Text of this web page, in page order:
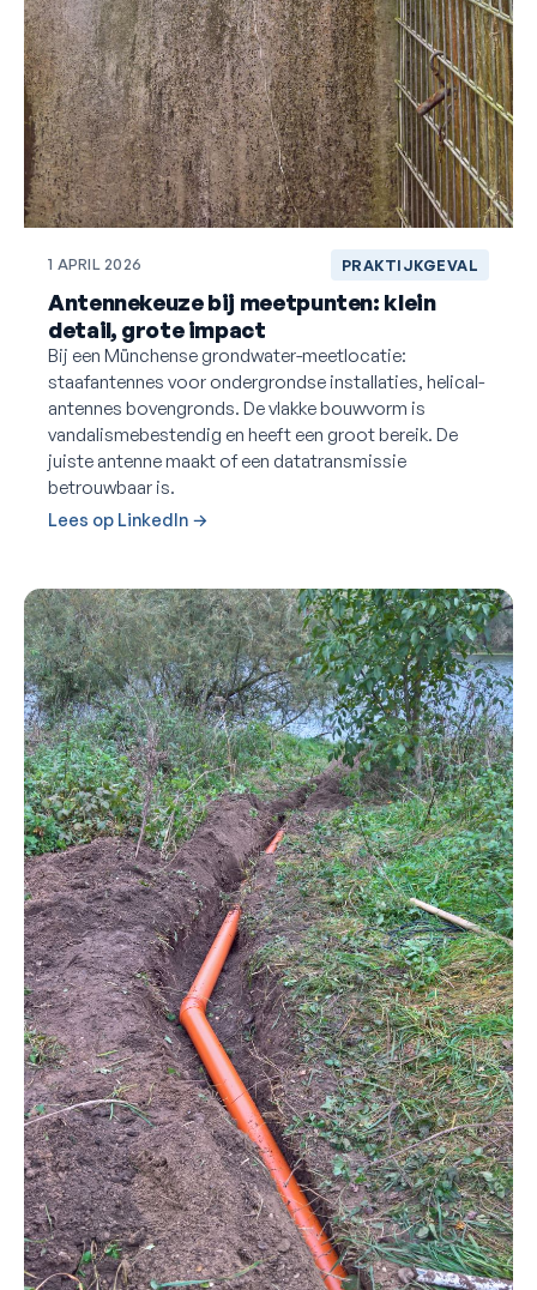
1 APRIL 2026 PRAKTIJKGEVAL
Antennekeuze bij meetpunten: klein
detail, grote impact
Bij een Münchense grondwater-meetlocatie:
staafantennes voor ondergrondse installaties, helical-
antennes bovengronds. De vlakke bouwvorm is
vandalismebestendig en heeft een groot bereik. De
juiste antenne maakt of een datatransmissie
betrouwbaar is.
Lees op LinkedIn →